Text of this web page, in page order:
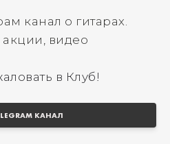
канал о гитарах.
акции, видео
в Клуб!
КАНАЛ